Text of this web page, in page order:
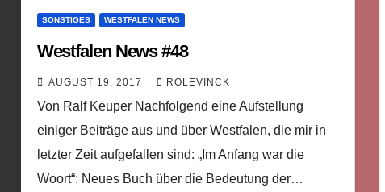
SONSTIGES WESTFALEN NEWS
Westfalen News #48
AUGUST 19, 2017 ROLEVINCK
Von Ralf Keuper Nachfolgend eine Aufstellung
einiger Beiträge aus und über Westfalen, die mir in
letzter Zeit aufgefallen sind: „Im Anfang war die
Woort“: Neues Buch über die Bedeutung der…